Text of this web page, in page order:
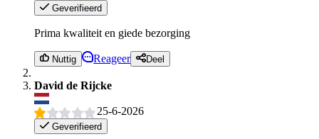
Geverifieerd
Prima kwaliteit en giede bezorging
Nuttig Reageer Deel
David de Rijcke
25-6-2026
Geverifieerd